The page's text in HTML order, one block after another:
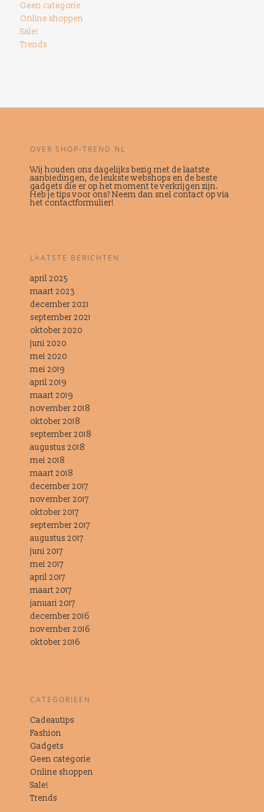
Geen categorie
Online shoppen
Sale!
Trends
OVER SHOP-TREND.NL
Wij houden ons dagelijks bezig met de laatste
aanbiedingen, de leukste webshops en de beste
gadgets die er op het moment te verkrijgen zijn.
Heb je tips voor ons? Neem dan snel contact op via
het contactformulier!
LAATSTE BERICHTEN
april 2025
maart 2023
december 2021
september 2021
oktober 2020
juni 2020
mei 2020
mei 2019
april 2019
maart 2019
november 2018
oktober 2018
september 2018
augustus 2018
mei 2018
maart 2018
december 2017
november 2017
oktober 2017
september 2017
augustus 2017
juni 2017
mei 2017
april 2017
maart 2017
januari 2017
december 2016
november 2016
oktober 2016
CATEGORIEËN
Cadeautips
Fashion
Gadgets
Geen categorie
Online shoppen
Sale!
Trends